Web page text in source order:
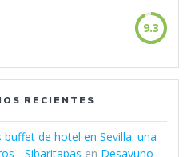
9.3
RECIENTES
de hotel en Sevilla: una
- Sibaritapas en Desayuno